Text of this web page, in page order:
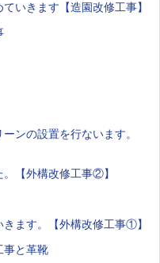
いきます【造園改修工事】
ンの設置を行ないます。
【外構改修工事②】
ます。【外構改修工事①】
事と革靴